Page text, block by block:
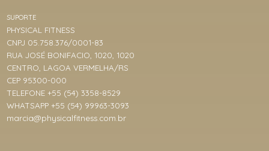
SUPORTE
PHYSICAL FITNESS
CNPJ 05.758.376/0001-83
RUA JOSÉ BONIFACIO, 1020, 1020
CENTRO, LAGOA VERMELHA/RS
CEP 95300-000
TELEFONE +55 (54) 3358-8529
WHATSAPP +55 (54) 99963-3093
marcia@physicalfitness.com.br